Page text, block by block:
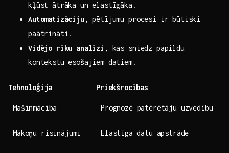
kļūst ​ātrāka un elastīgāka.
Automatizāciju , pētījumu procesi ir būtiski
paātrināti.
Vidējo rīku analīzi , kas ​sniedz papildu
kontekstu esošajiem datiem.
Tehnoloģija Priekšrocības
Mašīnmācība Prognozē patērētāju uzvedību
Mākoņu risinājumi Elastīga⁤ datu apstrāde